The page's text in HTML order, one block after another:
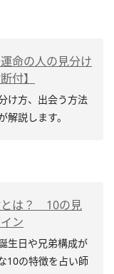
命の人の見分け
付】
け方、出会う方法
解説します。
とは？ 10の見
ン
生日や兄弟構成が
10の特徴を占い師